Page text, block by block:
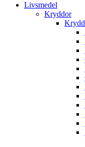
Livsmedel
Kryddor